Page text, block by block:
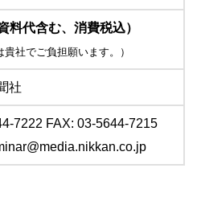
料代含む、消費税込）
貴社でご負担願います。）
社
7222 FAX: 03-5644-7215